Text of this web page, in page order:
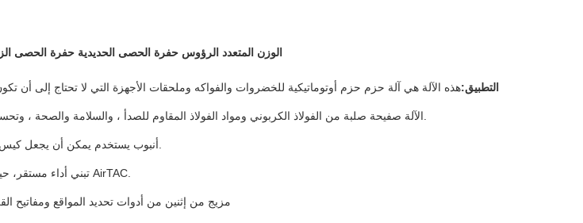
الوزن المتعدد الرؤوس حفرة الحصى الحديدية حفرة الحصى
التطبيق:هذه الآلة هي آلة حزم حزم أوتوماتيكية للخضروات والفواكه وملحقات الأجهزة التي لا تحتاج إلى أن
الآلة صفيحة صلبة من الفولاذ الكربوني ومواد الفولاذ المقاوم للصدأ ، والسلامة والصحة ،